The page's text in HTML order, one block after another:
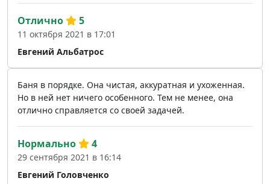
Евгений Альбатрос
Отлично 5
11 октября 2021 в 17:01
Баня в порядке. Она чистая, аккуратная и ухоженная.
Но в ней нет ничего особенного. Тем не менее, она
отлично справляется со своей задачей.
Евгений Головченко
Нормально 4
29 сентября 2021 в 16:14